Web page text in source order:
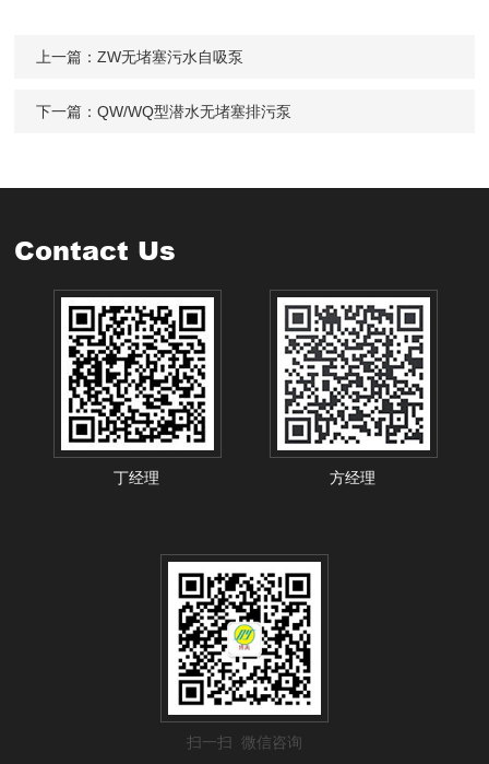
上一篇：ZW无堵塞污水自吸泵
下一篇：QW/WQ型潜水无堵塞排污泵
Contact Us
丁经理 方经理
扫一扫 微信咨询